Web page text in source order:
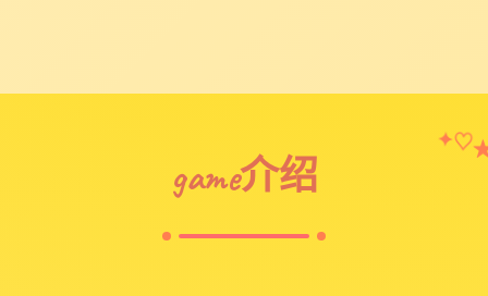
game介绍
✦♡